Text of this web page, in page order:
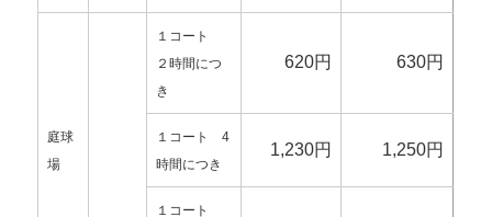
庭球
場
１コート
２時間につ
き
620円 630円
１コート4
時間につき
1,230円 1,250円
１コート